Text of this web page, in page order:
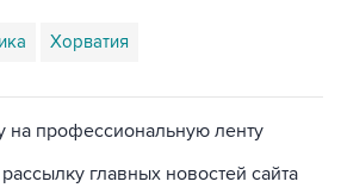
Хорватия
на профессиональную ленту
главных новостей сайта